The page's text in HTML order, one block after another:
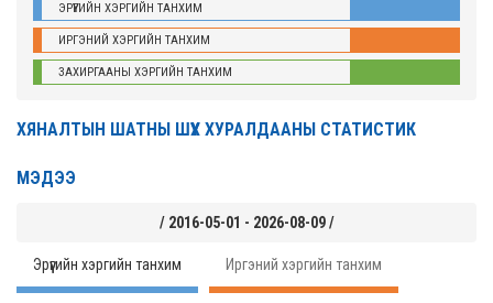
ЭРҮҮГИЙН ХЭРГИЙН ТАНХИМ
ИРГЭНИЙ ХЭРГИЙН ТАНХИМ
ЗАХИРГААНЫ ХЭРГИЙН ТАНХИМ
ХЯНАЛТЫН ШАТНЫ ШҮҮХ ХУРАЛДААНЫ СТАТИСТИК
МЭДЭЭ
/ 2016-05-01 - 2026-08-09 /
Эрүүгийн хэргийн танхим Иргэний хэргийн танхим